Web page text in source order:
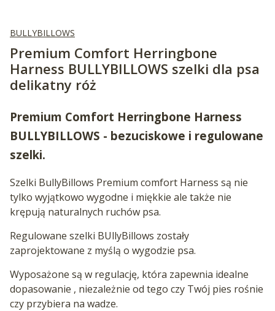
BULLYBILLOWS
Premium Comfort Herringbone
Harness BULLYBILLOWS szelki dla psa
delikatny róż
Premium Comfort Herringbone Harness
BULLYBILLOWS - bezuciskowe i regulowane
szelki.
Szelki BullyBillows Premium comfort Harness są nie
tylko wyjątkowo wygodne i miękkie ale także nie
krępują naturalnych ruchów psa.
Regulowane szelki BUllyBillows zostały
zaprojektowane z myślą o wygodzie psa.
Wyposażone są w regulację, która zapewnia idealne
dopasowanie , niezależnie od tego czy Twój pies rośnie
czy przybiera na wadze.